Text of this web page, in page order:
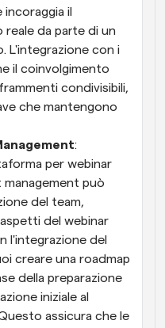
il
da parte di un
L'integrazione con i
il coinvolgimento
condivisibili,
che mantengono
:
per webinar
può
del team,
del webinar
l'integrazione del
creare una roadmap
della preparazione
iniziale al
assicura che le